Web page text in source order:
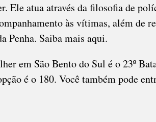
Ele atua através da filosofia de
às vítimas, além de
Penha. Saiba mais aqui.
em São Bento do Sul é o 23º
é o 180. Você também pode